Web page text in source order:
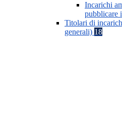
Incarichi
pubblicare
Titolari di
generali) 18